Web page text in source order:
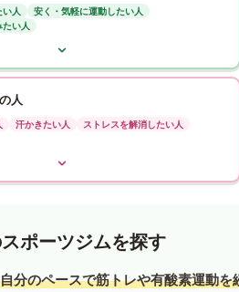
い人
安く・気軽に運動したい人
たい人
人
汗かきたい人 ストレスを解消したい人
ポーツジムを探す
自分のペースで筋トレや有酸素運動を